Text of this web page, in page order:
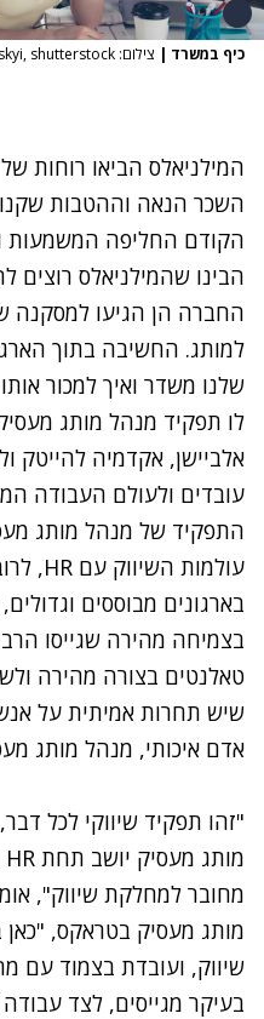
כיף במשרד | צילום: Roman Samborskyi, shutterstock
המילניאלס הביאו רוחות
השכר הנאה וההטבות
הקודם החליפה המשמעות
הבינו שהמילניאלס
החברה הן הגיעו למסקנה
למותג. החשיבה בתוך
שלנו משדר ואיך למכור
לו תפקיד מנהל מותג
אלביישן, אקדמיה להייטק
עובדים ולעולם העבודה
התפקיד של מנהל מותג
עולמות השיווק עם HR
,
בארגונים מבוססים
בצמיחה מהירה שגייסו
טאלנטים בצורה מהירה
שיש תחרות אמיתית על
אדם איכותי, מנהל מותג
"זהו תפקיד שיווקי לכל
מותג מעסיק יושב תחת HR
מחובר למחלקת שיווק",
מותג מעסיק בטראקס,
שיווק, ועובדת בצמוד עם
בעיקר מגייסים, לצד